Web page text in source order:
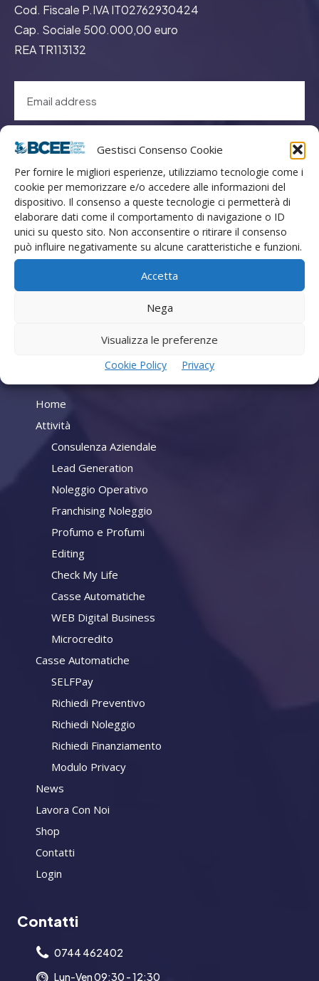
Gestisci Consenso Cookie
Per fornire le migliori esperienze, utilizziamo tecnologie come i
cookie per memorizzare e/o accedere alle informazioni del
dispositivo. Il consenso a queste tecnologie ci permetterà di
elaborare dati come il comportamento di navigazione o ID
unici su questo sito. Non acconsentire o ritirare il consenso
può influire negativamente su alcune caratteristiche e funzioni.
Accetta
Nega
Visualizza le preferenze
Cookie Policy Privacy
Cod. Fiscale P.IVA IT02762930424
Cap. Sociale 500.000,00 euro
REA TR113132
GO
Menù
Privacy
Termini Utilizzo
Iscrizione Newsletter
Company
Home
Attività
Consulenza Aziendale
Lead Generation
Noleggio Operativo
Franchising Noleggio
Profumo e Profumi
Editing
Check My Life
Casse Automatiche
WEB Digital Business
Microcredito
Casse Automatiche
SELFPay
Richiedi Preventivo
Richiedi Noleggio
Richiedi Finanziamento
Modulo Privacy
News
Lavora Con Noi
Shop
Contatti
Login
Contatti
0744 462402
Lun-Ven 09:30 - 12:30